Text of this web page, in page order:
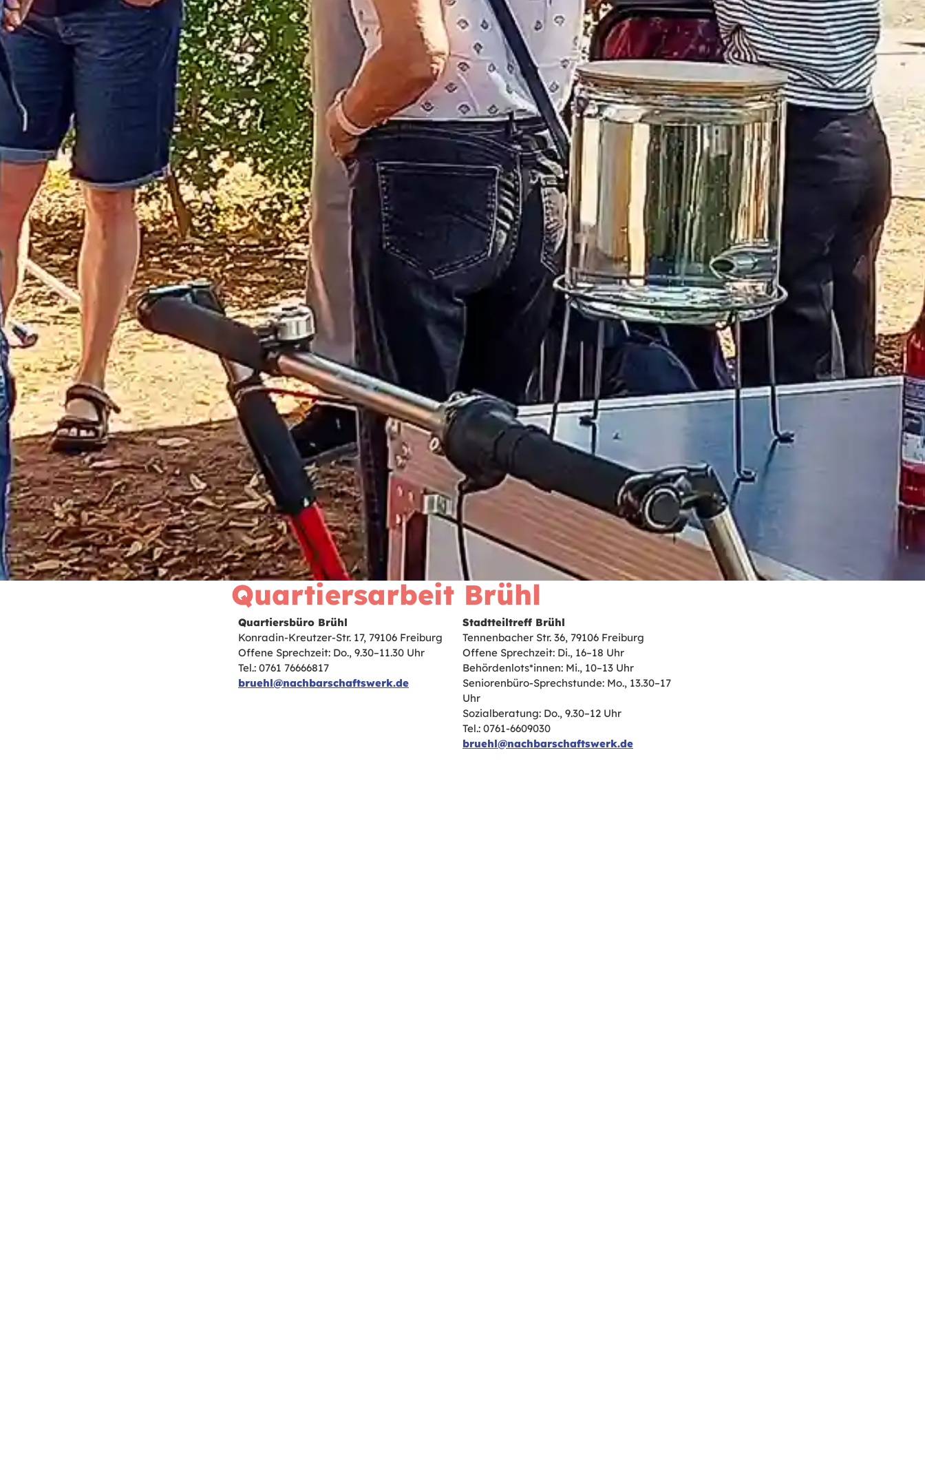
Quartiers­arbeit Brühl
Quartiersbüro Brühl
Konradin-Kreutzer-Str. 17, 79106 Freiburg
Offene Sprechzeit: Do., 9.30–11.30 Uhr
Tel.: 0761 76666817
bruehl@nachbarschaftswerk.de
Stadtteiltreff Brühl
Tennenbacher Str. 36, 79106 Freiburg
Offene Sprechzeit: Di., 16–18 Uhr
Behördenlots*innen: Mi., 10–13 Uhr
Seniorenbüro-Sprechstunde: Mo., 13.30–17
Uhr
Sozialberatung: Do., 9.30–12 Uhr
Tel.: 0761-6609030
bruehl@nachbarschaftswerk.de